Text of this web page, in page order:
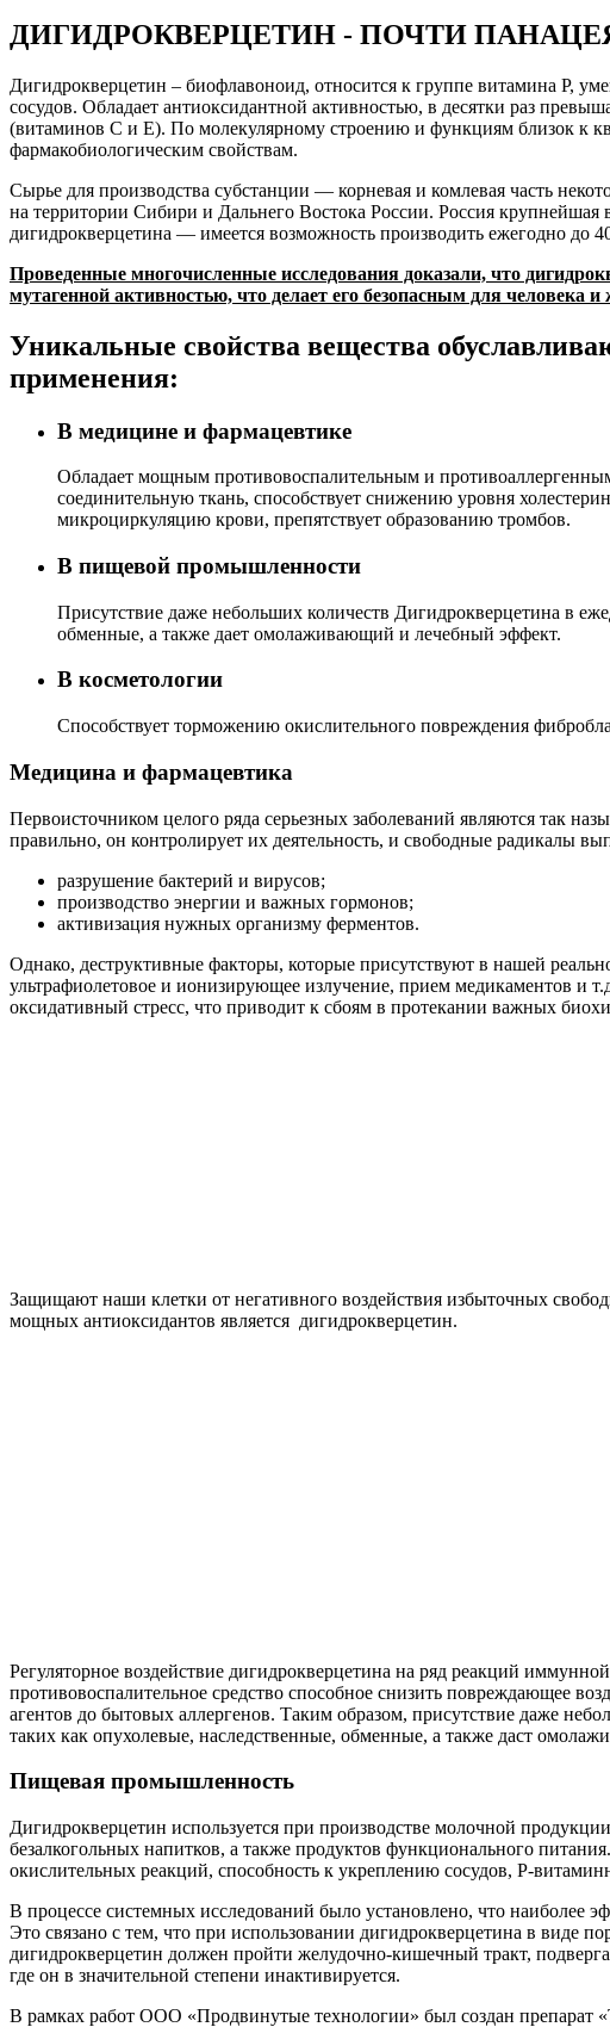
ДИГИДРОКВЕРЦЕТИН - ПОЧТИ
Дигидрокверцетин – биофлавоноид, относится к группе витамина P,
сосудов. Обладает антиоксидантной активностью, в десятки раз
(витаминов С и Е). По молекулярному строению и функциям близок к
фармакобиологическим свойствам.
Сырье для производства субстанции — корневая и комлевая часть
на территории Сибири и Дальнего Востока России. Россия крупнейшая
дигидрокверцетина — имеется возможность производить ежегодно до
Проведенные многочисленные исследования доказали, что
мутагенной активностью, что делает его безопасным для человека
Уникальные свойства вещества
применения:
В медицине и фармацевтике
Обладает мощным противовоспалительным и
соединительную ткань, способствует снижению уровня
микроциркуляцию крови, препятствует образованию тромбов.
В пищевой промышленности
Присутствие даже небольших количеств Дигидрокверцетина в
обменные, а также дает омолаживающий и лечебный эффект.
В косметологии
Способствует торможению окислительного повреждения
Медицина и фармацевтика
Первоисточником целого ряда серьезных заболеваний являются так
правильно, он контролирует их деятельность, и свободные радикалы
разрушение бактерий и вирусов;
производство энергии и важных гормонов;
активизация нужных организму ферментов.
Однако, деструктивные факторы, которые присутствуют в нашей
ультрафиолетовое и ионизирующее излучение, прием медикаментов и
оксидативный стресс, что приводит к сбоям в протекании важных
Защищают наши клетки от негативного воздействия избыточных
мощных антиоксидантов является дигидрокверцетин.
Регуляторное воздействие дигидрокверцетина на ряд реакций
противовоспалительное средство способное снизить повреждающее
агентов до бытовых аллергенов. Таким образом, присутствие даже
таких как опухолевые, наследственные, обменные, а также даст
Пищевая промышленность
Дигидрокверцетин используется при производстве молочной
безалкогольных напитков, а также продуктов функционального
окислительных реакций, способность к укреплению сосудов, Р-
В процессе системных исследований было установлено, что наиболее
Это связано с тем, что при использовании дигидрокверцетина в виде
дигидрокверцетин должен пройти желудочно-кишечный тракт,
где он в значительной степени инактивируется.
В рамках работ ООО «Продвинутые технологии» был создан препарат